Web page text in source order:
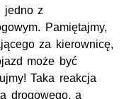
jedno z
Pamiętajmy,
za kierownicę,
może być
Taka reakcja
drogowego, a